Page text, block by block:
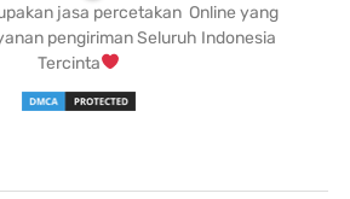
jasa percetakan Online yang
pengiriman Seluruh Indonesia
Tercinta